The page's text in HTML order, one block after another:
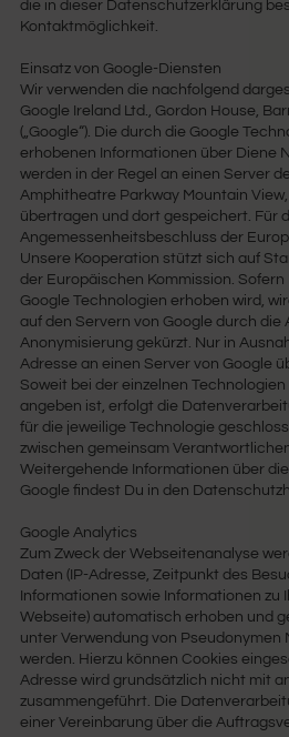
die in dieser Datenschutzerklärung
Kontaktmöglichkeit.
Einsatz von Google-Diensten
Wir verwenden die nachfolgend
Google Ireland Ltd., Gordon House,
(„Google“). Die durch die Google
erhobenen Informationen über Diene
werden in der Regel an einen Server
Amphitheatre Parkway Mountain
übertragen und dort gespeichert. Für
Angemessenheitsbeschluss der
Unsere Kooperation stützt sich auf
der Europäischen Kommission.
Google Technologien erhoben wird,
auf den Servern von Google durch die
Anonymisierung gekürzt. Nur in
Adresse an einen Server von Google
Soweit bei der einzelnen
angeben ist, erfolgt die
für die jeweilige Technologie
zwischen gemeinsam
Weitergehende Informationen über
Google findest Du in den
Google Analytics
Zum Zweck der Webseitenanalyse
Daten (IP-Adresse, Zeitpunkt des
Informationen sowie Informationen zu
Webseite) automatisch erhoben und
unter Verwendung von Pseudonymen
werden. Hierzu können Cookies
Adresse wird grundsätzlich nicht mit
zusammengeführt. Die
einer Vereinbarung über die